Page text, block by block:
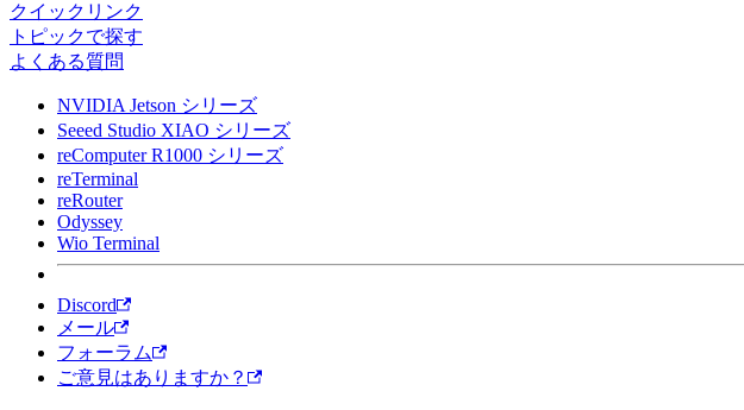
クイックリンク
トピックで探す
よくある質問
NVIDIA Jetson シリーズ
Seeed Studio XIAO シリーズ
reComputer R1000 シリーズ
reTerminal
reRouter
Odyssey
Wio Terminal
Discord
メール
フォーラム
ご意見はありますか？